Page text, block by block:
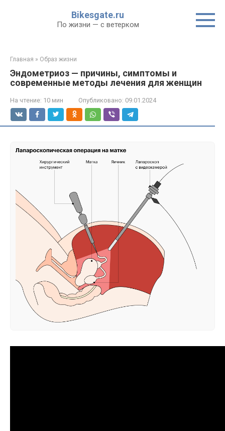
Bikesgate.ru
По жизни — с ветерком
Главная » Образ жизни
Эндометриоз — причины, симптомы и
современные методы лечения для женщин
На чтение: 10 мин Опубликовано: 09.01.2024